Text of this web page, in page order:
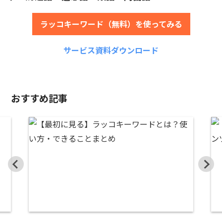
ラッコキーワード（無料）を使ってみる
サービス資料ダウンロード
おすすめ記事